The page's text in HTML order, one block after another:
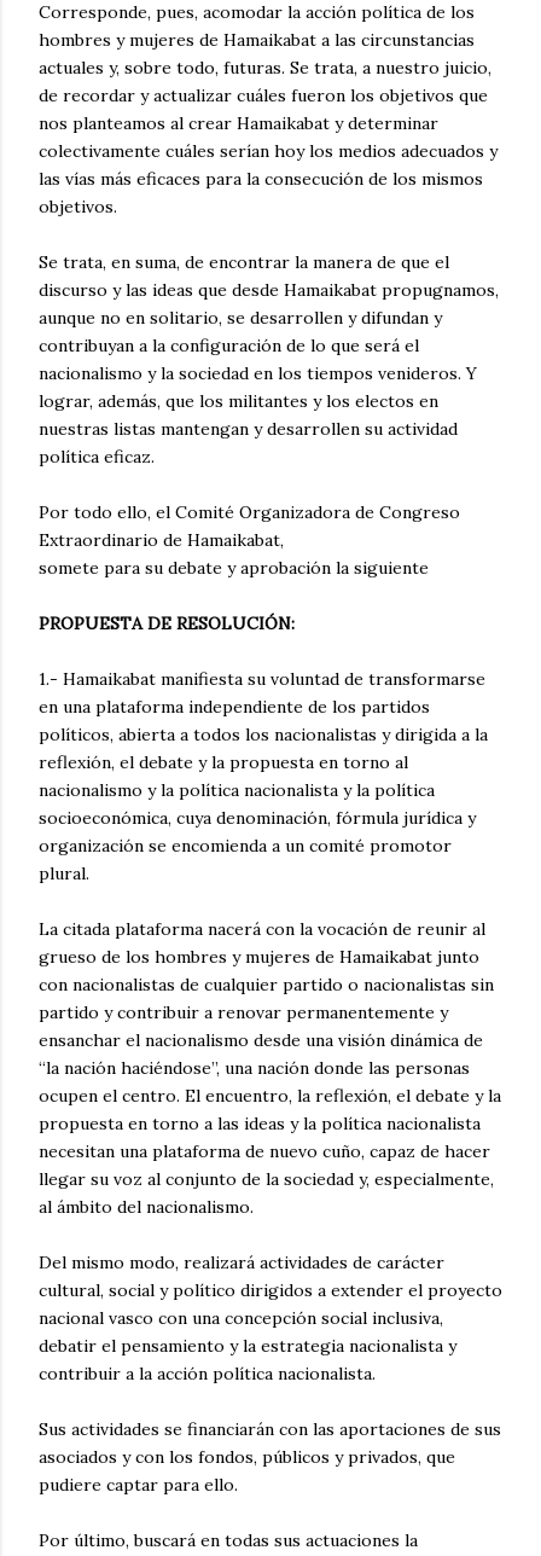
Corresponde, pues, acomodar la acción política de los
hombres y mujeres de Hamaikabat a las circunstancias
actuales y, sobre todo, futuras. Se trata, a nuestro juicio,
de recordar y actualizar cuáles fueron los objetivos que
nos planteamos al crear Hamaikabat y determinar
colectivamente cuáles serían hoy los medios adecuados y
las vías más eficaces para la consecución de los mismos
objetivos.
Se trata, en suma, de encontrar la manera de que el
discurso y las ideas que desde Hamaikabat propugnamos,
aunque no en solitario, se desarrollen y difundan y
contribuyan a la configuración de lo que será el
nacionalismo y la sociedad en los tiempos venideros. Y
lograr, además, que los militantes y los electos en
nuestras listas mantengan y desarrollen su actividad
política eficaz.
Por todo ello, el Comité Organizadora de Congreso
Extraordinario de Hamaikabat,
somete para su debate y aprobación la siguiente
PROPUESTA DE RESOLUCIÓN:
1.- Hamaikabat manifiesta su voluntad de transformarse
en una plataforma independiente de los partidos
políticos, abierta a todos los nacionalistas y dirigida a la
reflexión, el debate y la propuesta en torno al
nacionalismo y la política nacionalista y la política
socioeconómica, cuya denominación, fórmula jurídica y
organización se encomienda a un comité promotor
plural.
La citada plataforma nacerá con la vocación de reunir al
grueso de los hombres y mujeres de Hamaikabat junto
con nacionalistas de cualquier partido o nacionalistas sin
partido y contribuir a renovar permanentemente y
ensanchar el nacionalismo desde una visión dinámica de
“la nación haciéndose”, una nación donde las personas
ocupen el centro. El encuentro, la reflexión, el debate y la
propuesta en torno a las ideas y la política nacionalista
necesitan una plataforma de nuevo cuño, capaz de hacer
llegar su voz al conjunto de la sociedad y, especialmente,
al ámbito del nacionalismo.
Del mismo modo, realizará actividades de carácter
cultural, social y político dirigidos a extender el proyecto
nacional vasco con una concepción social inclusiva,
debatir el pensamiento y la estrategia nacionalista y
contribuir a la acción política nacionalista.
Sus actividades se financiarán con las aportaciones de sus
asociados y con los fondos, públicos y privados, que
pudiere captar para ello.
Por último, buscará en todas sus actuaciones la